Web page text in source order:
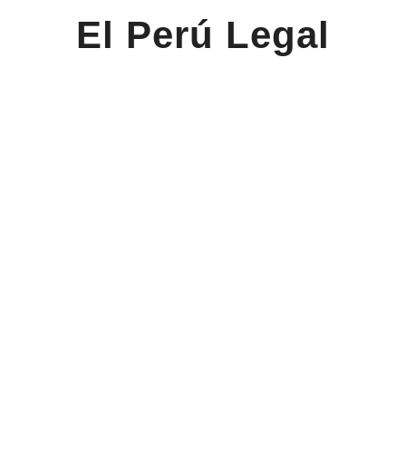
El Perú Legal